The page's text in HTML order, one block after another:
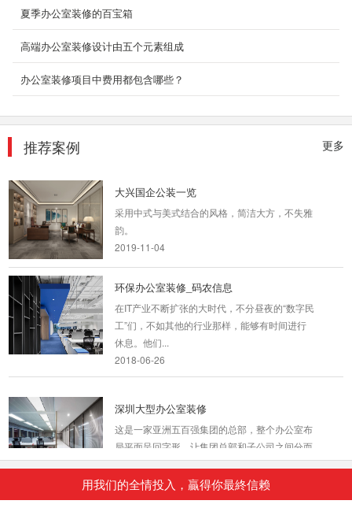
夏季办公室装修的百宝箱
高端办公室装修设计由五个元素组成
办公室装修项目中费用都包含哪些？
更多
推荐案例
沟通整体细节，重整原有动线不流畅的问题。屏
2018-07-23
复式办公室装修_淘贝网络
本案在设计视觉形态上，采用了浅色为基调贯穿
全场，辅以白色造形和红色形成序列关系，融入
大兴国企公装一览
采用中式与美式结合的风格，简洁大方，不失雅
韵。
2019-11-04
环保办公室装修_码农信息
在IT产业不断扩张的大时代，不分昼夜的“数字民
工”们，不如其他的行业那样，能够有时间进行
休息。他们...
2018-06-26
深圳大型办公室装修
这是一家亚洲五百强集团的总部，整个办公室布
局平面呈回字形，让集团总部和子公司之间分而
不隔。结合...
2018-07-30
用我们的全情投入，贏得你最終信赖